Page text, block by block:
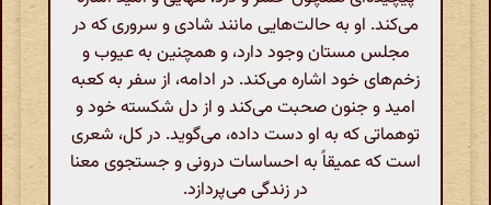
می‌کند. او به حالت‌هایی مانند شادی و سروری که در
مجلس مستان وجود دارد، و همچنین به عیوب و
زخم‌های خود اشاره می‌کند. در ادامه، از سفر به کعبه
امید و جنون صحبت می‌کند و از دل شکسته خود و
توهماتی که به او دست داده، می‌گوید. در کل، شعری
است که عمیقاً به احساسات درونی و جستجوی معنا
در زندگی می‌پردازد.